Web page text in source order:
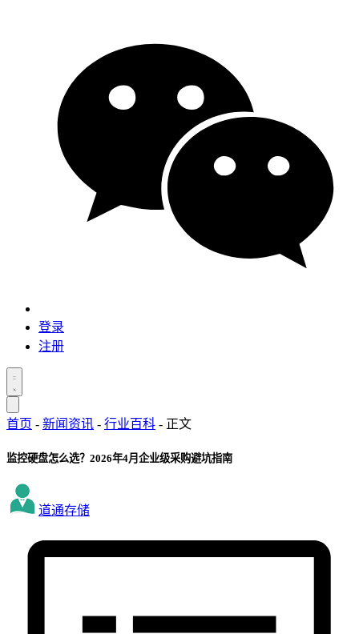
登录
注册
首页 - 新闻资讯 - 行业百科 - 正文
监控硬盘怎么选？2026年4月企业级采购避坑指南
道通存储